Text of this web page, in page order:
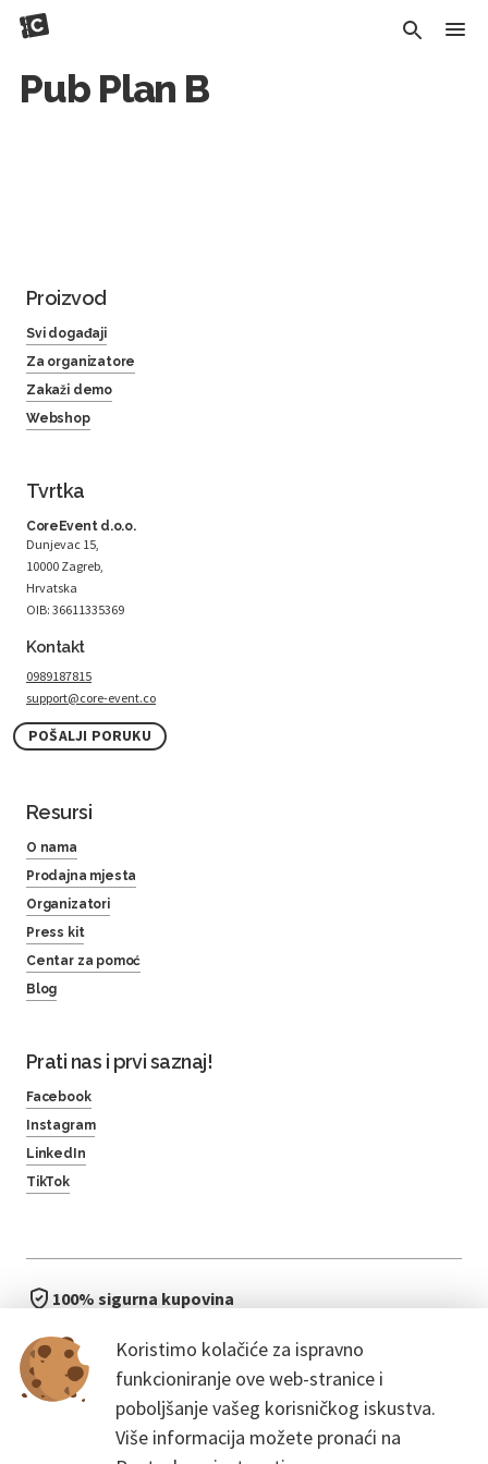
Pub Plan B
Koristimo kolačiće za ispravno
funkcioniranje ove web-stranice i
poboljšanje vašeg korisničkog iskustva.
Više informacija možete pronaći na
Proizvod
Svi događaji
Za organizatore
Zakaži demo
Webshop
Tvrtka
CoreEvent d.o.o.
Dunjevac 15,
10000 Zagreb,
Hrvatska
OIB: 36611335369
Kontakt
0989187815
support@core-event.co
POŠALJI PORUKU
Resursi
O nama
Prodajna mjesta
Organizatori
Press kit
Centar za pomoć
Blog
Prati nas i prvi saznaj!
Facebook
Instagram
LinkedIn
TikTok
100% sigurna kupovina
bez čekanja u redu